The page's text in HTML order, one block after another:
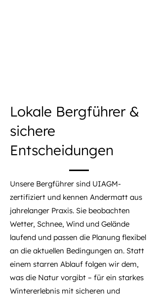
Lokale Bergführer &
sichere
Entscheidungen
Unsere Bergführer sind UIAGM-
zertifiziert und kennen Andermatt aus
jahrelanger Praxis. Sie beobachten
Wetter, Schnee, Wind und Gelände
laufend und passen die Planung flexibel
an die aktuellen Bedingungen an. Statt
einem starren Ablauf folgen wir dem,
was die Natur vorgibt – für ein starkes
Wintererlebnis mit sicheren und